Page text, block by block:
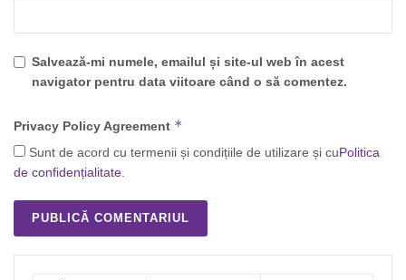
Salvează-mi numele, emailul și site-ul web în acest
navigator pentru data viitoare când o să comentez.
Privacy Policy Agreement *
Sunt de acord cu termenii și condițiile de utilizare și cuPolitica
de confidențialitate.